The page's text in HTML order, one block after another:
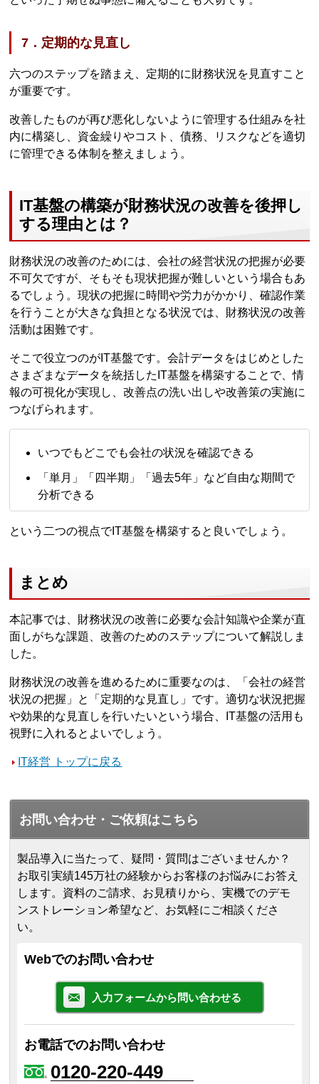
7．定期的な見直し
六つのステップを踏まえ、定期的に財務状況を見直すこと
が重要です。
改善したものが再び悪化しないように管理する仕組みを社
内に構築し、資金繰りやコスト、債務、リスクなどを適切
に管理できる体制を整えましょう。
IT基盤の構築が財務状況の改善を後押し
する理由とは？
財務状況の改善のためには、会社の経営状況の把握が必要
不可欠ですが、そもそも現状把握が難しいという場合もあ
るでしょう。現状の把握に時間や労力がかかり、確認作業
を行うことが大きな負担となる状況では、財務状況の改善
活動は困難です。
そこで役立つのがIT基盤です。会計データをはじめとした
さまざまなデータを統括したIT基盤を構築することで、情
報の可視化が実現し、改善点の洗い出しや改善策の実施に
つなげられます。
いつでもどこでも会社の状況を確認できる
「単月」「四半期」「過去5年」など自由な期間で
分析できる
という二つの視点でIT基盤を構築すると良いでしょう。
まとめ
本記事では、財務状況の改善に必要な会計知識や企業が直
面しがちな課題、改善のためのステップについて解説しま
した。
財務状況の改善を進めるために重要なのは、「会社の経営
状況の把握」と「定期的な見直し」です。適切な状況把握
や効果的な見直しを行いたいという場合、IT基盤の活用も
視野に入れるとよいでしょう。
IT経営 トップに戻る
お問い合わせ・ご依頼はこちら
製品導入に当たって、疑問・質問はございませんか？
お取引実績145万社の経験からお客様のお悩みにお答え
します。 資料のご請求、お見積りから、実機でのデモ
ンストレーション希望など、お気軽にご相談くださ
い。
Webでのお問い合わせ
入力フォームから問い合わせる
お電話でのお問い合わせ
0120-220-449